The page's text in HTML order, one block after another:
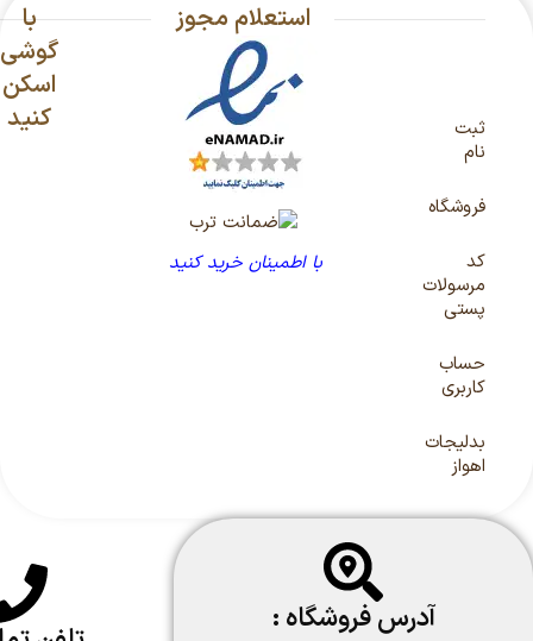
ثبت
نام
فروشگاه
کد
مرسولات
پستی
حساب
کاربری
بدلیجات
اهواز
استعلام مجوز
با اطمینان خرید کنید
با
گوشی
اسکن
کنید
آدرس فروشگاه :